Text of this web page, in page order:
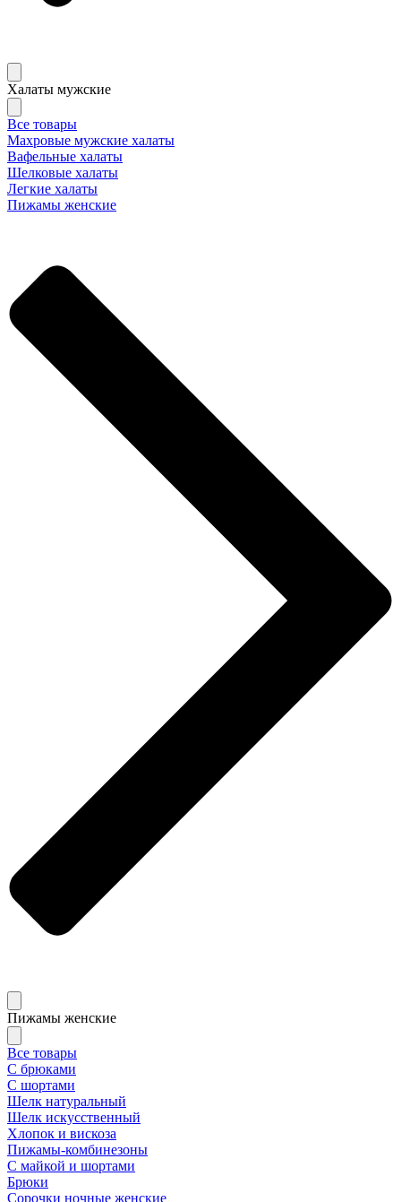
Халаты мужские
Все товары
Махровые мужские халаты
Вафельные халаты
Шелковые халаты
Легкие халаты
Пижамы женские
Пижамы женские
Все товары
С брюками
С шортами
Шелк натуральный
Шелк искусственный
Хлопок и вискоза
Пижамы-комбинезоны
С майкой и шортами
Брюки
Сорочки ночные женские